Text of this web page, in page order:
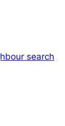
search